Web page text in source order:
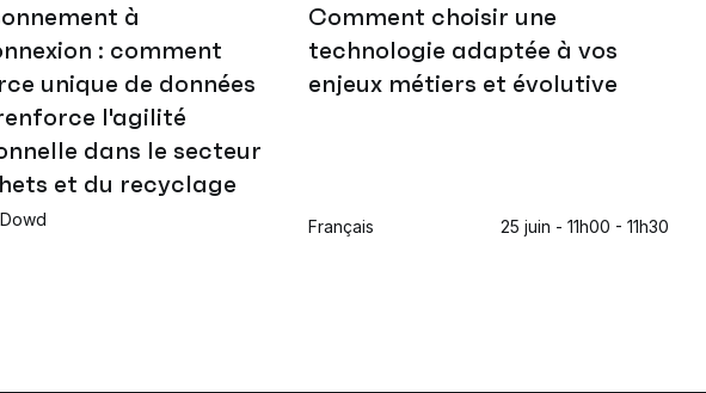
à
: comment
unique de données
l'agilité
dans le secteur
et du recyclage
Comment choisir une
technologie adaptée à vos
enjeux métiers et évolutive
Français 25 juin - 11h00 - 11h30